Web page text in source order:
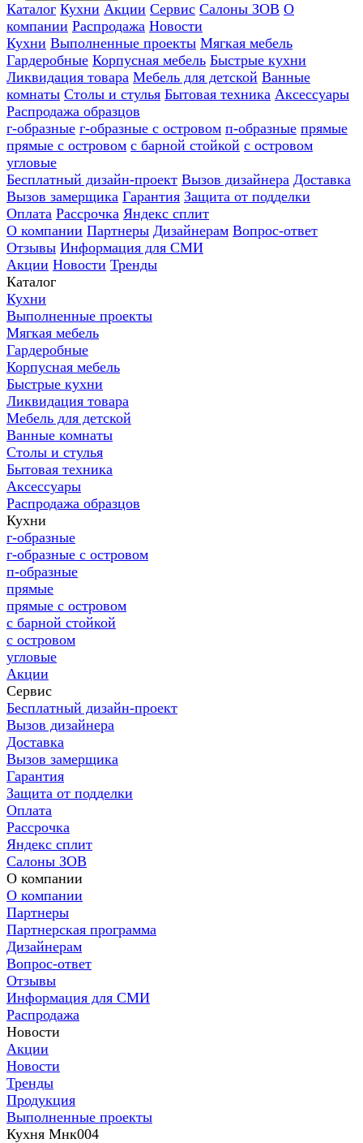
Каталог Кухни Акции Сервис Салоны ЗОВ О
компании Распродажа Новости
Кухни Выполненные проекты Мягкая мебель
Гардеробные Корпусная мебель Быстрые кухни
Ликвидация товара Мебель для детской Ванные
комнаты Столы и стулья Бытовая техника Аксессуары
Распродажа образцов
г-образные г-образные с островом п-образные прямые
прямые с островом с барной стойкой с островом
угловые
Бесплатный дизайн-проект Вызов дизайнера Доставка
Вызов замерщика Гарантия Защита от подделки
Оплата Рассрочка Яндекс сплит
О компании Партнеры Дизайнерам Вопрос-ответ
Отзывы Информация для СМИ
Акции Новости Тренды
Каталог
Кухни
Выполненные проекты
Мягкая мебель
Гардеробные
Корпусная мебель
Быстрые кухни
Ликвидация товара
Мебель для детской
Ванные комнаты
Столы и стулья
Бытовая техника
Аксессуары
Распродажа образцов
Кухни
г-образные
г-образные с островом
п-образные
прямые
прямые с островом
с барной стойкой
с островом
угловые
Акции
Сервис
Бесплатный дизайн-проект
Вызов дизайнера
Доставка
Вызов замерщика
Гарантия
Защита от подделки
Оплата
Рассрочка
Яндекс сплит
Салоны ЗОВ
О компании
О компании
Партнеры
Партнерская программа
Дизайнерам
Вопрос-ответ
Отзывы
Информация для СМИ
Распродажа
Новости
Акции
Новости
Тренды
Продукция
Выполненные проекты
Кухня Мнк004